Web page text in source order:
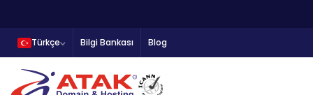
Türkçe Bilgi Bankası Blog